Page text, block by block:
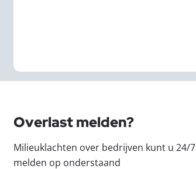
Overlast melden?
Milieuklachten over bedrijven kunt u 24/7
melden op onderstaand